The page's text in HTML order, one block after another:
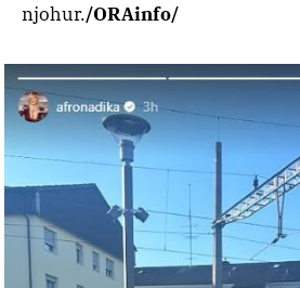
njohur./ORAinfo/